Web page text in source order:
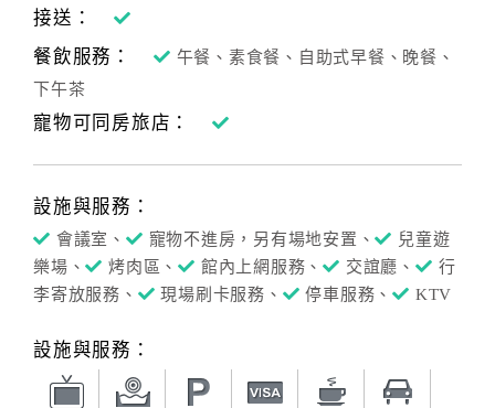
接送：
餐飲服務：
午餐、素食餐、自助式早餐、晚餐、
下午茶
寵物可同房旅店：
設施與服務：
會議室、 寵物不進房，另有場地安置、
兒童遊
樂場、
烤肉區、 館內上網服務、 交誼廳、
行
李寄放服務、
現場刷卡服務、 停車服務、 KTV
設施與服務：